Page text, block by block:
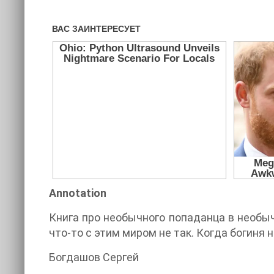
Annotation
Книга про необычного попаданца в
что-то с этим миром не так. Когда богиня
Богдашов Сергей